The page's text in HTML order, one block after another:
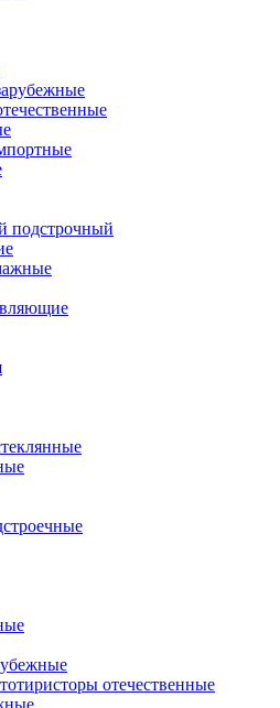
подстрочный
отечественные